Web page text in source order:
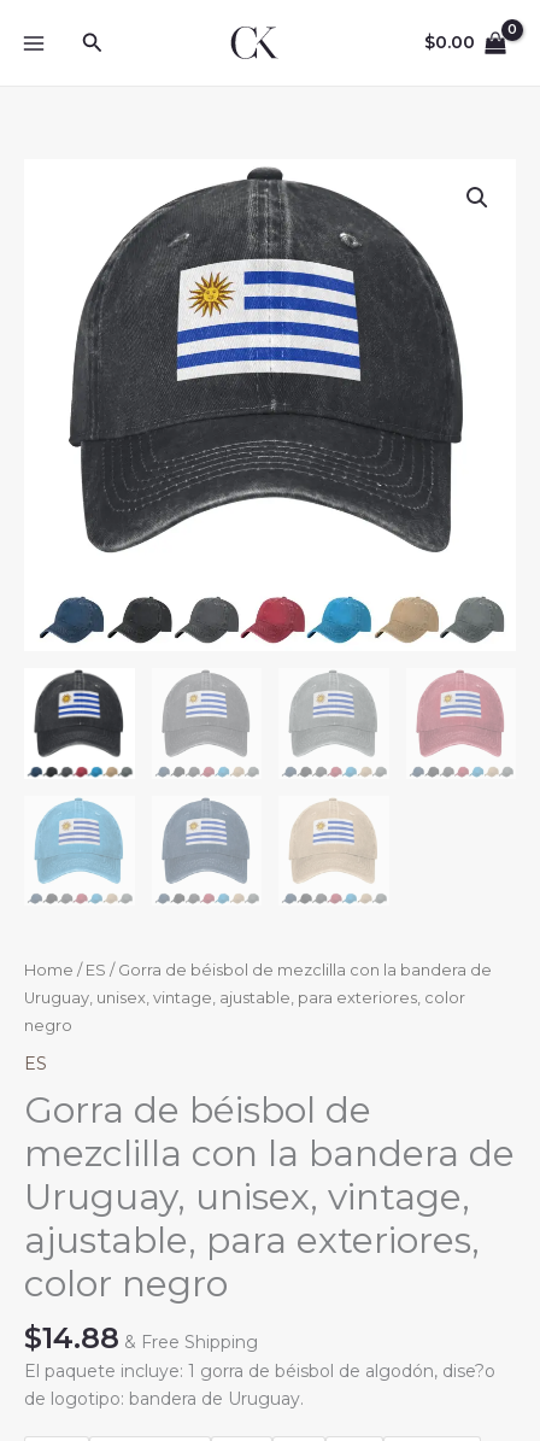
Search $0.00
Home / ES / Gorra de béisbol de mezclilla con la bandera de
Uruguay, unisex, vintage, ajustable, para exteriores, color
negro
ES
Gorra de béisbol de
mezclilla con la bandera de
Uruguay, unisex, vintage,
ajustable, para exteriores,
color negro
$14.88 & Free Shipping
El paquete incluye: 1 gorra de béisbol de algodón, dise?o
de logotipo: bandera de Uruguay.